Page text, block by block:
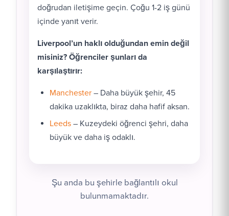
doğrudan iletişime geçin. Çoğu 1-2 iş günü
içinde yanıt verir.
Liverpool’un haklı olduğundan emin değil
misiniz? Öğrenciler şunları da
karşılaştırır:
Manchester – Daha büyük şehir, 45
dakika uzaklıkta, biraz daha hafif aksan.
Leeds – Kuzeydeki öğrenci şehri, daha
büyük ve daha iş odaklı.
Şu anda bu şehirle bağlantılı okul
bulunmamaktadır.